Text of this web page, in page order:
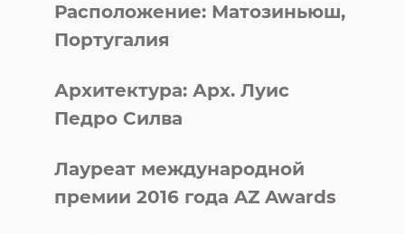
Расположение: Матозиньюш,
Португалия
Архитектура: Арх. Луис
Педро Силва
Лауреат международной
премии 2016 года AZ Awards